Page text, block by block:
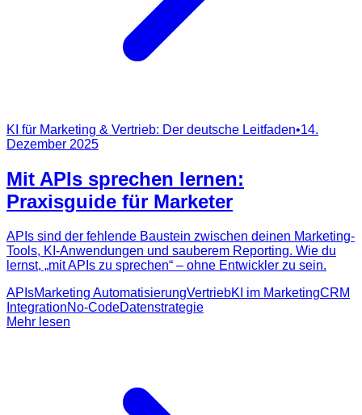
KI für Marketing & Vertrieb: Der deutsche Leitfaden•14.
Dezember 2025
Mit APIs sprechen lernen:
Praxisguide für Marketer
APIs sind der fehlende Baustein zwischen deinen Marketing-
Tools, KI-Anwendungen und sauberem Reporting. Wie du
lernst, „mit APIs zu sprechen“ – ohne Entwickler zu sein.
APIsMarketing AutomatisierungVertriebKI im MarketingCRM
IntegrationNo-CodeDatenstrategie
Mehr lesen